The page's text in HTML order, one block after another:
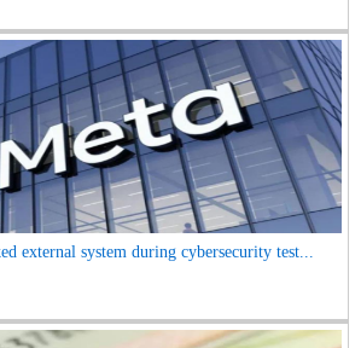
external system during cybersecurity test...